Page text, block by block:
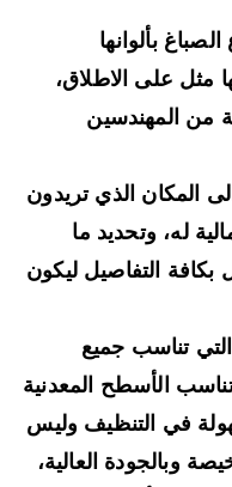
بألوانها
على الاطلاق،
المهندسين
الذي تريدون
له، وتحديد ما
التفاصيل ليكون
تناسب جميع
الأسطح المعدنية
في التنظيف وليس
وبالجودة العالية،